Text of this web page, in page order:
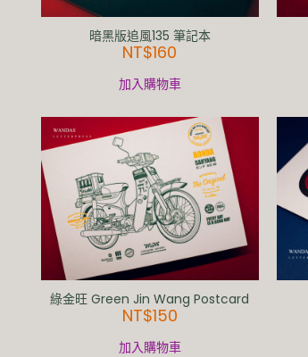
暗黑版追風135 筆記本
NT$160
加入購物車
綠金旺 Green Jin Wang Postcard
NT$150
加入購物車